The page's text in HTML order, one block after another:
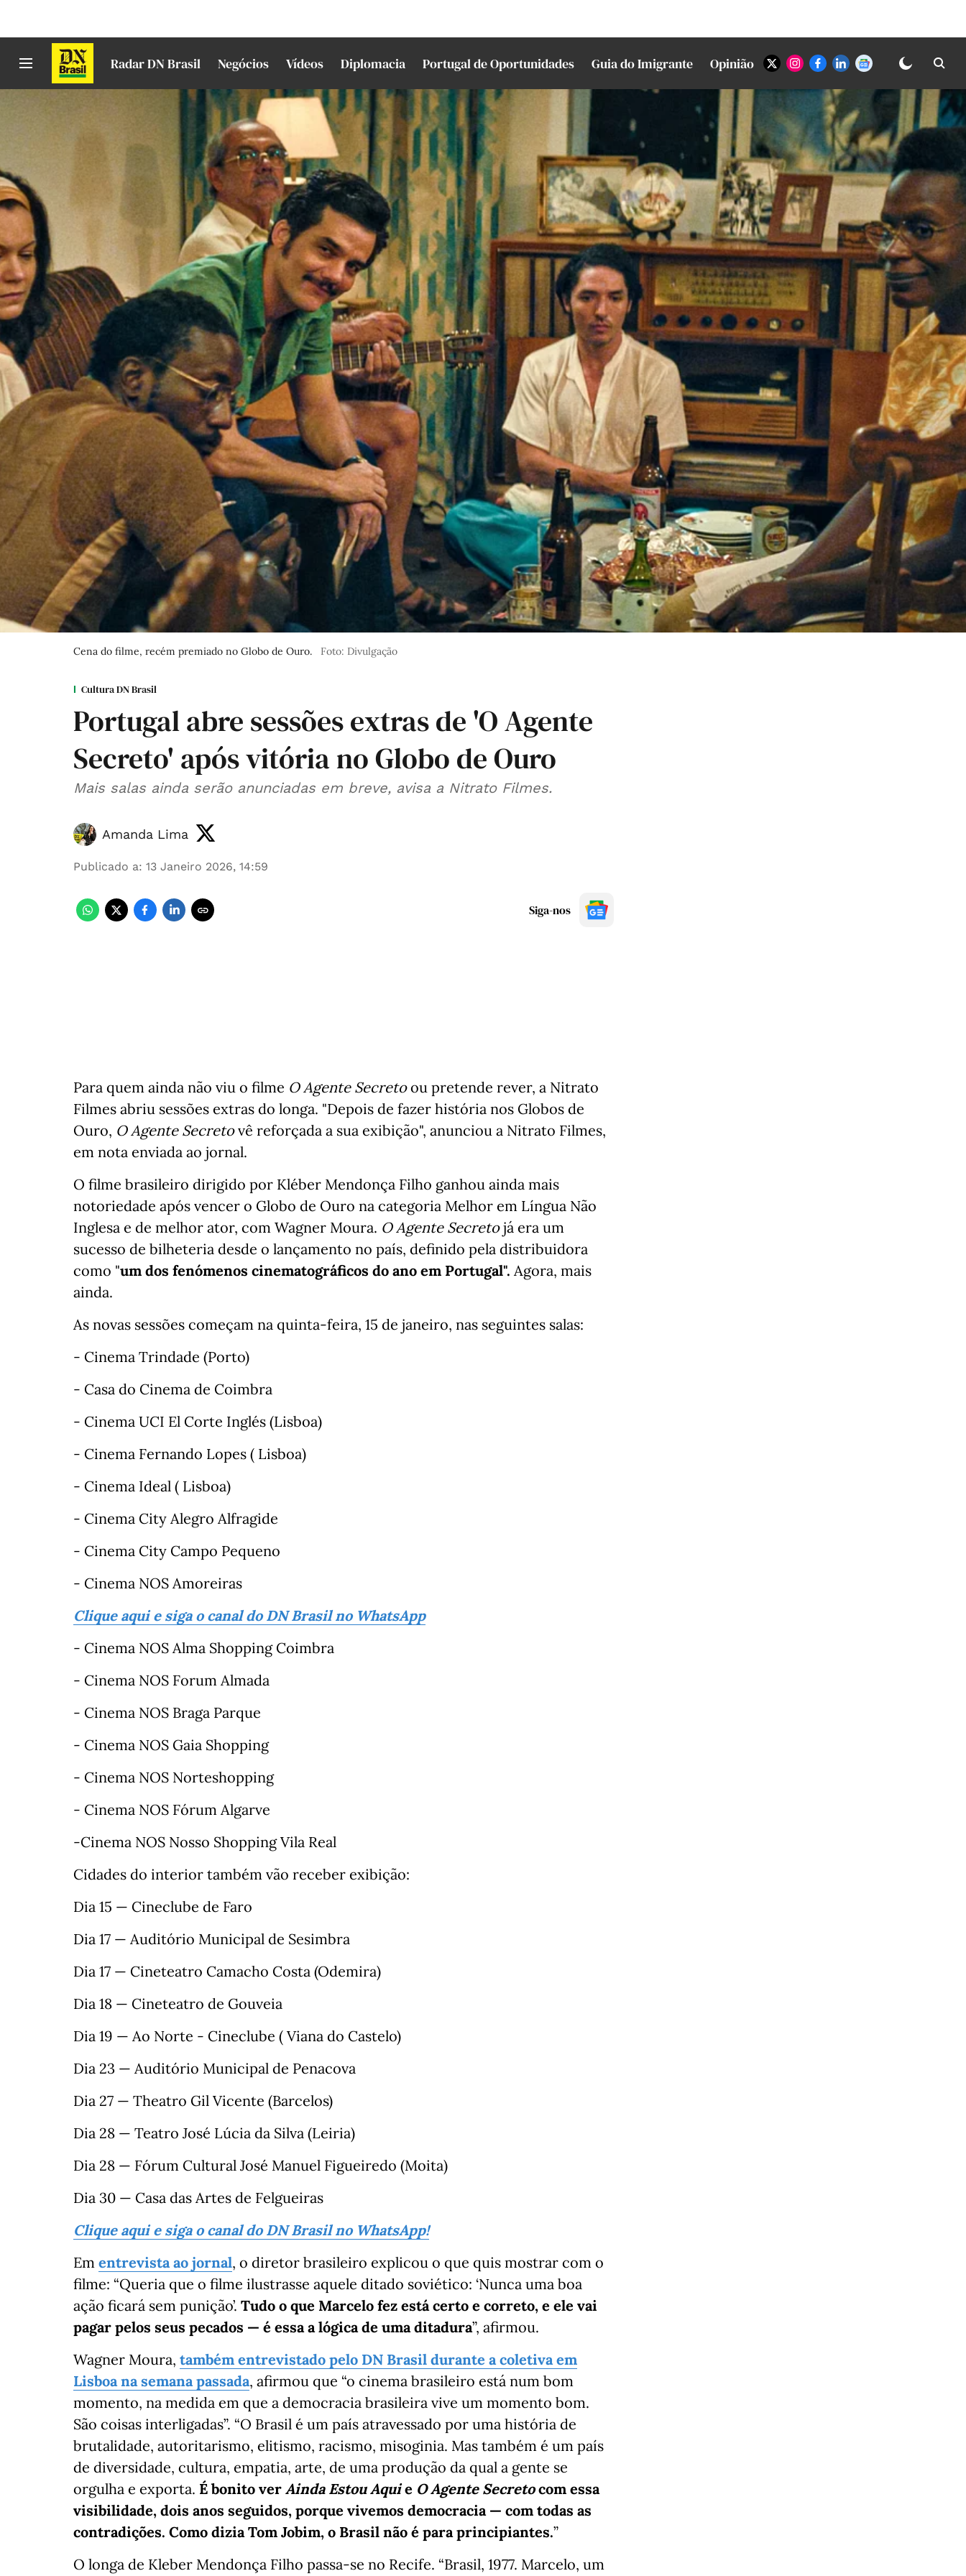
Radar DN Brasil Negócios Vídeos Diplomacia Portugal de Oportunidades Guia do Imigrante Opinião
Cena do filme, recém premiado no Globo de Ouro. Foto: Divulgação
Cultura DN Brasil
Portugal abre sessões extras de 'O Agente
Secreto' após vitória no Globo de Ouro
Mais salas ainda serão anunciadas em breve, avisa a Nitrato Filmes.
Amanda Lima
Publicado a: 13 Janeiro 2026, 14:59
Siga-nos
Para quem ainda não viu o filme O Agente Secretoou pretende rever, a Nitrato
Filmes abriu sessões extras do longa. "Depois de fazer história nos Globos de
Ouro, O Agente Secretovê reforçada a sua exibição", anunciou a Nitrato Filmes,
em nota enviada ao jornal.
O filme brasileiro dirigido por Kléber Mendonça Filho ganhou ainda mais
notoriedade após vencer o Globo de Ouro na categoria Melhor em Língua Não
Inglesa e de melhor ator, com Wagner Moura. O Agente Secretojá era um
sucesso de bilheteria desde o lançamento no país, definido pela distribuidora
como "um dos fenómenos cinematográficos do ano em Portugal". Agora, mais
ainda.
As novas sessões começam na quinta-feira, 15 de janeiro, nas seguintes salas:
- Cinema Trindade (Porto)
- Casa do Cinema de Coimbra
- Cinema UCI El Corte Inglés (Lisboa)
- Cinema Fernando Lopes ( Lisboa)
- Cinema Ideal ( Lisboa)
- Cinema City Alegro Alfragide
- Cinema City Campo Pequeno
- Cinema NOS Amoreiras
Clique aqui e siga o canal do DN Brasil no WhatsApp
- Cinema NOS Alma Shopping Coimbra
- Cinema NOS Forum Almada
- Cinema NOS Braga Parque
- Cinema NOS Gaia Shopping
- Cinema NOS Norteshopping
- Cinema NOS Fórum Algarve
-Cinema NOS Nosso Shopping Vila Real
Cidades do interior também vão receber exibição:
Dia 15 — Cineclube de Faro
Dia 17 — Auditório Municipal de Sesimbra
Dia 17 — Cineteatro Camacho Costa (Odemira)
Dia 18 — Cineteatro de Gouveia
Dia 19 — Ao Norte - Cineclube ( Viana do Castelo)
Dia 23 — Auditório Municipal de Penacova
Dia 27 — Theatro Gil Vicente (Barcelos)
Dia 28 — Teatro José Lúcia da Silva (Leiria)
Dia 28 — Fórum Cultural José Manuel Figueiredo (Moita)
Dia 30 — Casa das Artes de Felgueiras
Clique aqui e siga o canal do DN Brasil no WhatsApp!
Em entrevista ao jornal, o diretor brasileiro explicou o que quis mostrar com o
filme: “Queria que o filme ilustrasse aquele ditado soviético: ‘Nunca uma boa
ação ficará sem punição’. Tudo o que Marcelo fez está certo e correto, e ele vai
pagar pelos seus pecados — é essa a lógica de uma ditadura”, afirmou.
Wagner Moura, também entrevistado pelo DN Brasil durante a coletiva em
Lisboa na semana passada, afirmou que “o cinema brasileiro está num bom
momento, na medida em que a democracia brasileira vive um momento bom.
São coisas interligadas”. “O Brasil é um país atravessado por uma história de
brutalidade, autoritarismo, elitismo, racismo, misoginia. Mas também é um país
de diversidade, cultura, empatia, arte, de uma produção da qual a gente se
orgulha e exporta. É bonito ver Ainda Estou Aquie O Agente Secretocom essa
visibilidade, dois anos seguidos, porque vivemos democracia — com todas as
contradições. Como dizia Tom Jobim, o Brasil não é para principiantes.”
O longa de Kleber Mendonça Filho passa-se no Recife. “Brasil, 1977. Marcelo, um